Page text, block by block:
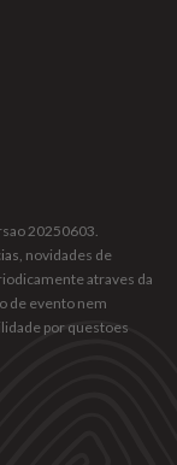
20250603.
, novidades de
atraves da
de evento nem
por questoes